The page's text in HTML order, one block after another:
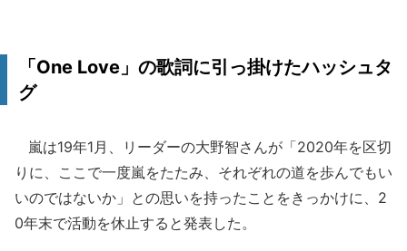
「One Love」の歌詞に引っ掛けたハッシュタ
グ
嵐は19年1月、リーダーの大野智さんが「2020年を区切
りに、ここで一度嵐をたたみ、それぞれの道を歩んでもい
いのではないか」との思いを持ったことをきっかけに、2
0年末で活動を休止すると発表した。